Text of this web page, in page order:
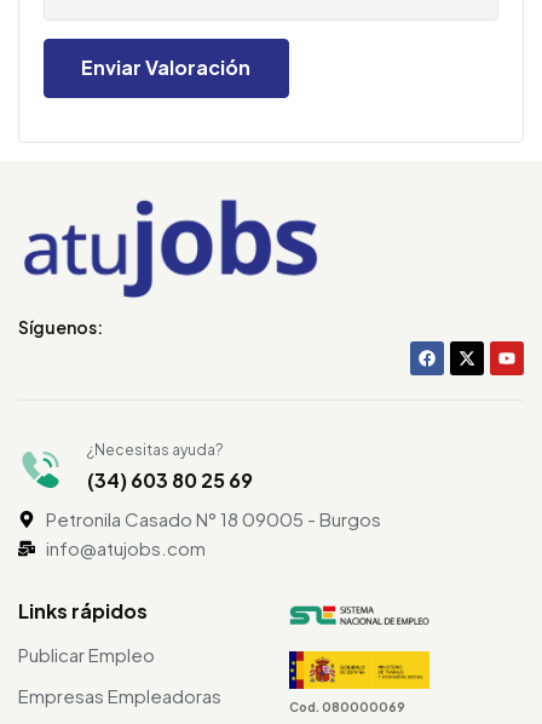
Síguenos:
¿Necesitas ayuda?
(34) 603 80 25 69
Petronila Casado N° 18 09005 - Burgos
info@atujobs.com
Links rápidos
Publicar Empleo
Empresas Empleadoras
Cod. 080000069